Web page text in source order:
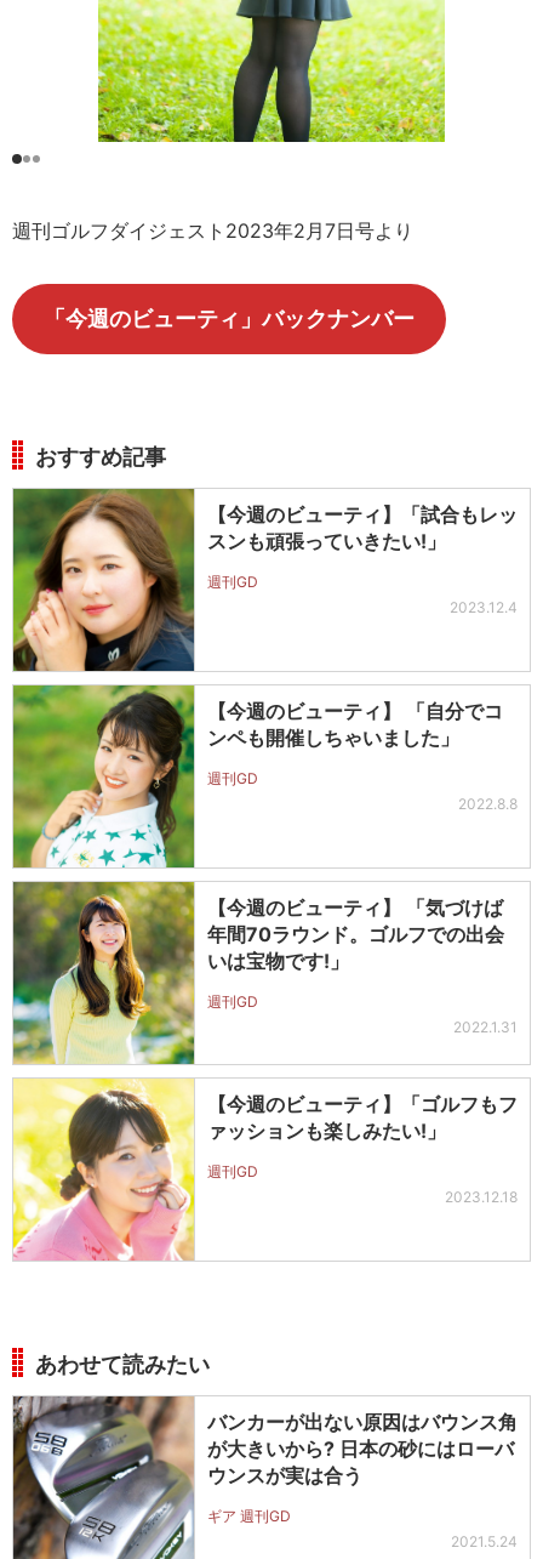
週刊ゴルフダイジェスト2023年2月7日号より
「今週のビューティ」バックナンバー
おすすめ記事
【今週のビューティ】「試合もレッ
スンも頑張っていきたい!」
週刊GD
2023.12.4
【今週のビューティ】 「自分でコ
ンペも開催しちゃいました」
週刊GD
2022.8.8
【今週のビューティ】 「気づけば
年間70ラウンド。ゴルフでの出会
いは宝物です!」
週刊GD
2022.1.31
【今週のビューティ】「ゴルフもフ
ァッションも楽しみたい!」
週刊GD
2023.12.18
あわせて読みたい
バンカーが出ない原因はバウンス角
が大きいから? 日本の砂にはローバ
ウンスが実は合う
ギア 週刊GD
2021.5.24